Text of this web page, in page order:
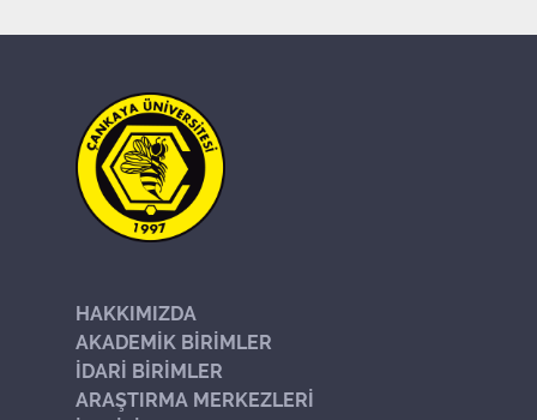
HAKKIMIZDA
AKADEMİK BİRİMLER
İDARİ BİRİMLER
ARAŞTIRMA MERKEZLERİ